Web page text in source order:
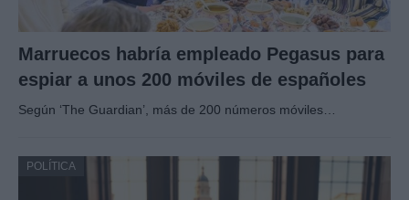
Marruecos habría empleado Pegasus para
espiar a unos 200 móviles de españoles
Según ‘The Guardian’, más de 200 números móviles…
POLÍTICA